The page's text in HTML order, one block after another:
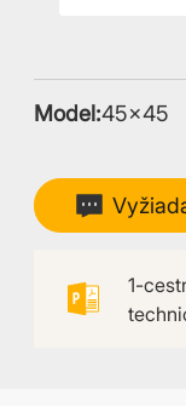
Model:45×45
1-